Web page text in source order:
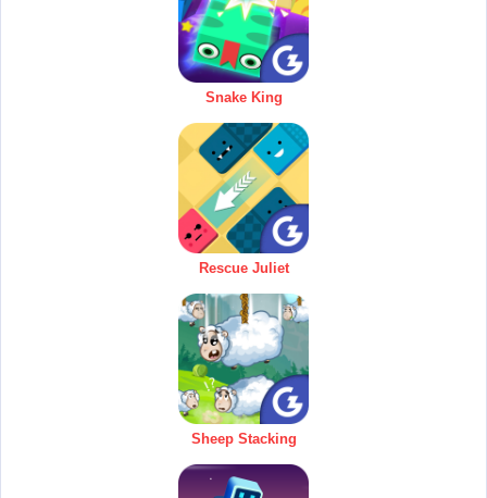
Snake King
Rescue Juliet
Sheep Stacking